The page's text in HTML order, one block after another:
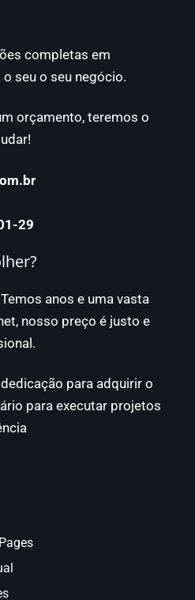
completas em
seu o seu negócio.
orçamento, teremos o
29
anos e uma vasta
nosso preço é justo e
para adquirir o
para executar projetos